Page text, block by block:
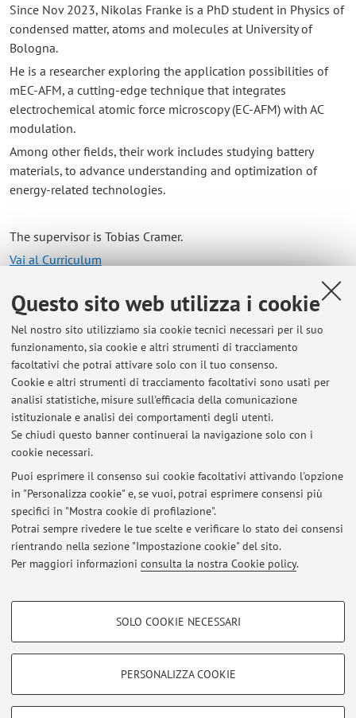
Questo sito web utilizza i cookie
Nel nostro sito utilizziamo sia cookie tecnici necessari per il suo
funzionamento, sia cookie e altri strumenti di tracciamento
facoltativi che potrai attivare solo con il tuo consenso.
Cookie e altri strumenti di tracciamento facoltativi sono usati per
analisi statistiche, misure sull'efficacia della comunicazione
istituzionale e analisi dei comportamenti degli utenti.
Se chiudi questo banner continuerai la navigazione solo con i
cookie necessari.
Puoi esprimere il consenso sui cookie facoltativi attivando l'opzione
in "Personalizza cookie" e, se vuoi, potrai esprimere consensi più
specifici in "Mostra cookie di profilazione".
Potrai sempre rivedere le tue scelte e verificare lo stato dei consensi
rientrando nella sezione "Impostazione cookie" del sito.
Per maggiori informazioni consulta la nostra Cookie policy.
COOKIE DI PROFILAZIONE - FACOLTATIVI
SOLO COOKIE NECESSARI
PERSONALIZZA COOKIE
Since Nov 2023, Nikolas Franke is a PhD student in Physics of
condensed matter, atoms and molecules at University of
Bologna.
He is a researcher exploring the application possibilities of
mEC-AFM, a cutting-edge technique that integrates
electrochemical atomic force microscopy (EC-AFM) with AC
modulation.
Among other fields, their work includes studying battery
materials, to advance understanding and optimization of
energy-related technologies.
The supervisor is Tobias Cramer.
Vai al Curriculum
Contatti
E-mail: nikolas.franke2@unibo.it
Dipartimento di Fisica e Astronomia "Augusto Righi"
Viale Berti Pichat 6/2, Bologna -
Vai alla mappa
Ultimi avvisi
Al momento non sono presenti avvisi.
Area riservata
Accedi tramiteloginper gestire tutti i contenuti del sito.